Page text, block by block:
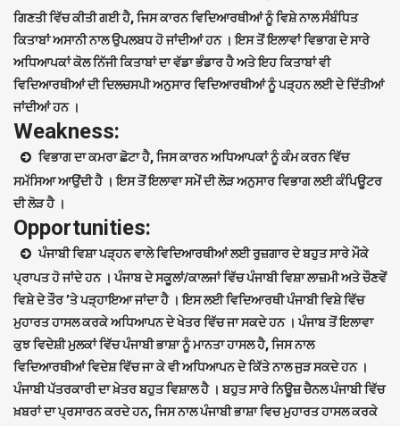
ਗਿਣਤੀ ਵਿੱਚ ਕੀਤੀ ਗਈ ਹੈ, ਜਿਸ ਕਾਰਨ ਵਿਦਿਆਰਥੀਆਂ ਨੂੰ ਵਿਸ਼ੇ ਨਾਲ ਸੰਬੰਧਿਤ
ਕਿਤਾਬਾਂ ਅਸਾਨੀ ਨਾਲ ਉਪਲਬਧ ਹੋ ਜਾਂਦੀਆਂ ਹਨ । ਇਸ ਤੋਂ ਇਲਾਵਾਂ ਵਿਭਾਗ ਦੇ ਸਾਰੇ
ਅਧਿਆਪਕਾਂ ਕੋਲ ਨਿੱਜੀ ਕਿਤਾਬਾਂ ਦਾ ਵੱਡਾ ਭੰਡਾਰ ਹੈ ਅਤੇ ਇਹ ਕਿਤਾਬਾਂ ਵੀ
ਵਿਦਿਆਰਥੀਆਂ ਦੀ ਦਿਲਚਸਪੀ ਅਨੁਸਾਰ ਵਿਦਿਆਰਥੀਆਂ ਨੂੰ ਪੜ੍ਹਨ ਲਈ ਦੇ ਦਿੱਤੀਆਂ
ਜਾਂਦੀਆਂ ਹਨ ।
Weakness:
ਵਿਭਾਗ ਦਾ ਕਮਰਾ ਛੋਟਾ ਹੈ, ਜਿਸ ਕਾਰਨ ਅਧਿਆਪਕਾਂ ਨੂੰ ਕੰਮ ਕਰਨ ਵਿੱਚ
ਸਮੱਸਿਆ ਆਉਂਦੀ ਹੈ । ਇਸ ਤੋਂ ਇਲਾਵਾ ਸਮੇਂ ਦੀ ਲੋੜ ਅਨੁਸਾਰ ਵਿਭਾਗ ਲਈ ਕੰਪਿਊਟਰ
ਦੀ ਲੋੜ ਹੈ ।
Opportunities:
ਪੰਜਾਬੀ ਵਿਸ਼ਾ ਪੜ੍ਹਨ ਵਾਲੇ ਵਿਦਿਆਰਥੀਆਂ ਲਈ ਰੁਜ਼ਗਾਰ ਦੇ ਬਹੁਤ ਸਾਰੇ ਮੌਕੇ
ਪ੍ਰਾਪਤ ਹੋ ਜਾਂਦੇ ਹਨ । ਪੰਜਾਬ ਦੇ ਸਕੂਲਾਂ/ਕਾਲਜਾਂ ਵਿੱਚ ਪੰਜਾਬੀ ਵਿਸ਼ਾ ਲਾਜ਼ਮੀ ਅਤੇ ਚੌਣਵੇਂ
ਵਿਸ਼ੇ ਦੇ ਤੌਰ ’ਤੇ ਪੜ੍ਹਾਇਆ ਜਾਂਦਾ ਹੈ । ਇਸ ਲਈ ਵਿਦਿਆਰਥੀ ਪੰਜਾਬੀ ਵਿਸ਼ੇ ਵਿੱਚ
ਮੁਹਾਰਤ ਹਾਸਲ ਕਰਕੇ ਅਧਿਆਪਨ ਦੇ ਖੇਤਰ ਵਿੱਚ ਜਾ ਸਕਦੇ ਹਨ । ਪੰਜਾਬ ਤੋਂ ਇਲਾਵਾ
ਕੁਝ ਵਿਦੇਸ਼ੀ ਮੁਲਕਾਂ ਵਿੱਚ ਪੰਜਾਬੀ ਭਾਸ਼ਾ ਨੂੰ ਮਾਨਤਾ ਹਾਸਲ ਹੈ, ਜਿਸ ਨਾਲ
ਵਿਦਿਆਰਥੀਆਂ ਵਿਦੇਸ਼ ਵਿੱਚ ਜਾ ਕੇ ਵੀ ਅਧਿਆਪਨ ਦੇ ਕਿੱਤੇ ਨਾਲ ਜੁੜ ਸਕਦੇ ਹਨ ।
ਪੰਜਾਬੀ ਪੱਤਰਕਾਰੀ ਦਾ ਖ਼ੇਤਰ ਬਹੁਤ ਵਿਸ਼ਾਲ ਹੈ । ਬਹੁਤ ਸਾਰੇ ਨਿਊਜ਼ ਚੈਨਲ ਪੰਜਾਬੀ ਵਿੱਚ
ਖ਼ਬਰਾਂ ਦਾ ਪ੍ਰਸਾਰਨ ਕਰਦੇ ਹਨ, ਜਿਸ ਨਾਲ ਪੰਜਾਬੀ ਭਾਸ਼ਾ ਵਿਚ ਮੁਹਾਰਤ ਹਾਸਲ ਕਰਕੇ